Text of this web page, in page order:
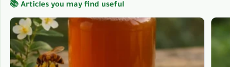
📚 Articles you may find useful